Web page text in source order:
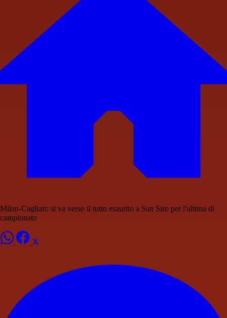
Milan-Cagliari: si va verso il tutto esaurito a San Siro per l'ultima di
campionato